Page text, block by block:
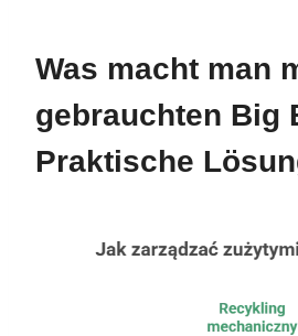
Was macht man
gebrauchten Big
Praktische